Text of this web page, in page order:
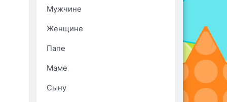
Мужчине
Женщине
Папе
Маме
Сыну